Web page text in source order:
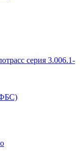
серия 3.006.1-